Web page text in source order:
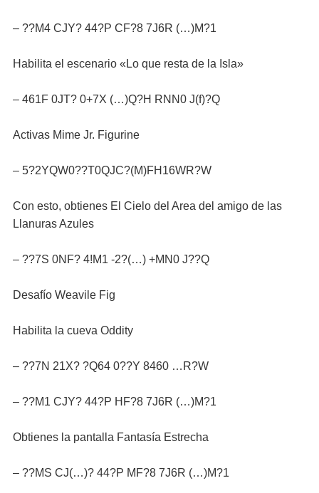
– ??M4 CJY? 44?P CF?8 7J6R (…)M?1
Habilita el escenario «Lo que resta de la Isla»
– 461F 0JT? 0+7X (…)Q?H RNN0 J(f)?Q
Activas Mime Jr. Figurine
– 5?2YQW0??T0QJC?(M)FH16WR?W
Con esto, obtienes El Cielo del Area del amigo de las
Llanuras Azules
– ??7S 0NF? 4!M1 -2?(…) +MN0 J??Q
Desafío Weavile Fig
Habilita la cueva Oddity
– ??7N 21X? ?Q64 0??Y 8460 …R?W
– ??M1 CJY? 44?P HF?8 7J6R (…)M?1
Obtienes la pantalla Fantasía Estrecha
– ??MS CJ(…)? 44?P MF?8 7J6R (…)M?1